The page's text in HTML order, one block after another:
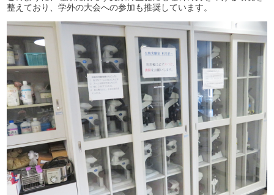
整えており、学外の大会への参加も推奨しています。